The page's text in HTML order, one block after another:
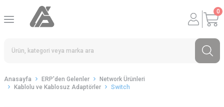
0
Anasayfa ERP'den Gelenler
Network Ürünleri
Kablolu ve Kablosuz Adaptörler
Switch